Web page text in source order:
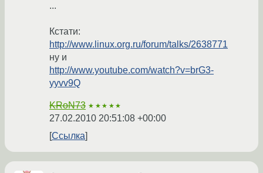
...
Кстати:
http://www.linux.org.ru/forum/talks/2638771
ну и
http://www.youtube.com/watch?v=brG3-
yyvv9Q
KRoN73 ★★★★★
27.02.2010 20:51:08 +00:00
Ссылка